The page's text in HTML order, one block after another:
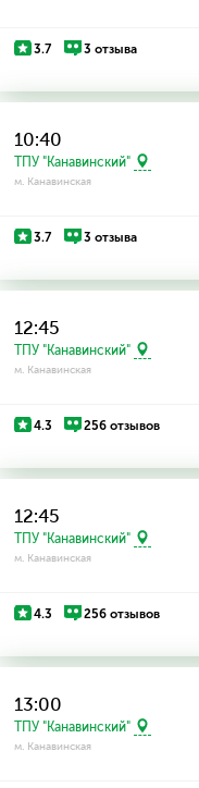
3.7 3 отзыва
10:40
ТПУ "Канавинский"
м. Канавинская
3.7 3 отзыва
12:45
ТПУ "Канавинский"
м. Канавинская
4.3 256 отзывов
12:45
ТПУ "Канавинский"
м. Канавинская
4.3 256 отзывов
13:00
ТПУ "Канавинский"
м. Канавинская